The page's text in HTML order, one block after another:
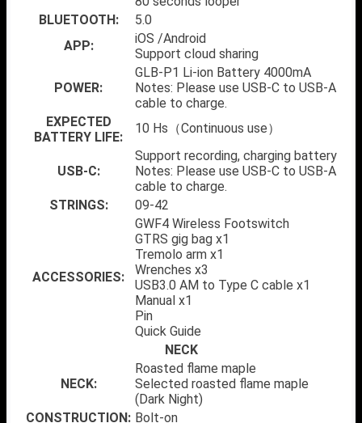
BLUETOOTH:
5.0
APP:
iOS /Android
Support cloud sharing
POWER:
GLB-P1 Li-ion Battery 4000mA
Notes: Please use USB-C to USB-A
cable to charge.
EXPECTED
BATTERY LIFE:
10 Hs（Continuous use）
USB-C:
Support recording, charging battery
Notes: Please use USB-C to USB-A
cable to charge.
STRINGS:
09-42
ACCESSORIES:
GWF4 Wireless Footswitch
GTRS gig bag x1
Tremolo arm x1
Wrenches x3
USB3.0 AM to Type C cable x1
Manual x1
Pin
Quick Guide
NECK
NECK:
Roasted flame maple
Selected roasted flame maple
(Dark Night)
CONSTRUCTION: Bolt-on